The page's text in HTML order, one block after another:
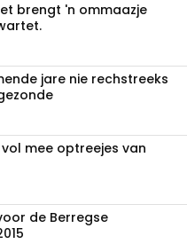
brengt 'n ommaazje
jare nie rechstreeks
mee optreejes van
de Berregse